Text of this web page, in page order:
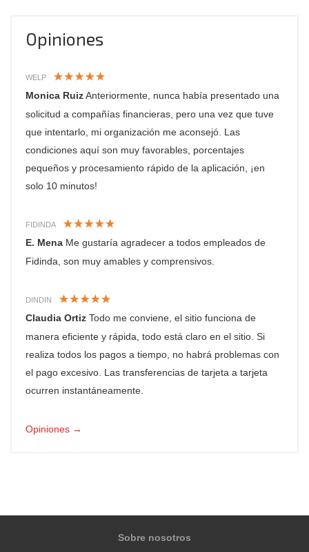
Opiniones
WELP
Monica RuizAnteriormente, nunca había presentado una
solicitud a compañías financieras, pero una vez que tuve
que intentarlo, mi organización me aconsejó. Las
condiciones aquí son muy favorables, porcentajes
pequeños y procesamiento rápido de la aplicación, ¡en
solo 10 minutos!
FIDINDA
E. Mena Me gustaría agradecer a todos empleados de
Fidinda, son muy amables y comprensivos.
DINDIN
Claudia Ortiz Todo me conviene, el sitio funciona de
manera eficiente y rápida, todo está claro en el sitio. Si
realiza todos los pagos a tiempo, no habrá problemas con
el pago excesivo. Las transferencias de tarjeta a tarjeta
ocurren instantáneamente.
Opiniones →
Sobre nosotros